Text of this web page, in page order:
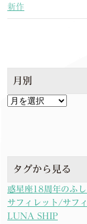
新作
月別
月
タグから見る
惑星座18周年のふ
サフィレット/サフ
LUNA SHIP